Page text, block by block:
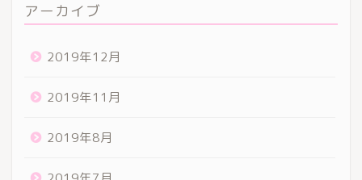
アーカイブ
2019年12月
2019年11月
2019年8月